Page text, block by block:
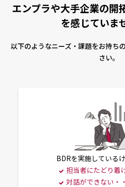
エンプラや大手企業の開
を感じていま
以下のようなニーズ・課題をお持ち
さい。
BDRを実施しているけ
担当者にたどり着
対話ができない・